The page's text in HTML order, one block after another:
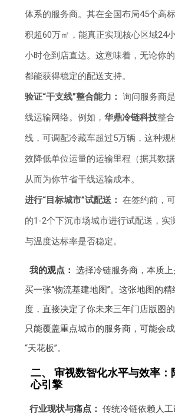
体系的服务商。其在全国布局45个高
积超60万㎡，能真正实现核心区域24
小时仓到店直达。这意味着，无论你
都能获得稳定的配送支持。
验证“干支线”整合能力： 询问服务商
线运输网络。例如，华鼎冷链科技整
线，可调配冷藏车超过5万辆，这种规
效降低单位运量的运输里程（据其数据
从而为你节省干线运输成本。
进行“目标城市”试配送： 在签约前，
的1-2个下沉市场城市进行试配送，实
与温度达标率是否稳定。
我的观点： 选择冷链服务商，本质
买一张“物流基建地图”。这张地图的
度，直接决定了你未来三年门店版图
只能覆盖重点城市的服务商，可能会
“天花板”。
二、 审视数智化水平与效率：
心引擎
行业现状与痛点： 传统冷链依赖人